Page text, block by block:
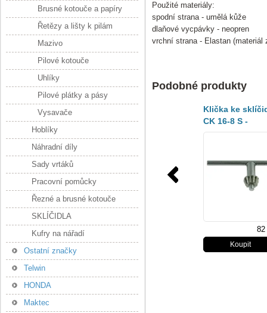
Použité materiály:
spodní strana - umělá kůže
dlaňové vycpávky - neopren
vrchní strana - Elastan
Podobné produkty
Klička ke
CK 16-8 S -
00647534
Brusné kotouče a papíry
Řetězy a lišty k pilám
Mazivo
Pilové kotouče
Uhlíky
Pilové plátky a pásy
Vysavače
Hoblíky
Náhradní díly
Sady vrtáků
Pracovní pomůcky
Řezné a brusné kotouče
SKLÍČIDLA
Kufry na nářadí
Ostatní značky
Telwin
HONDA
Maktec